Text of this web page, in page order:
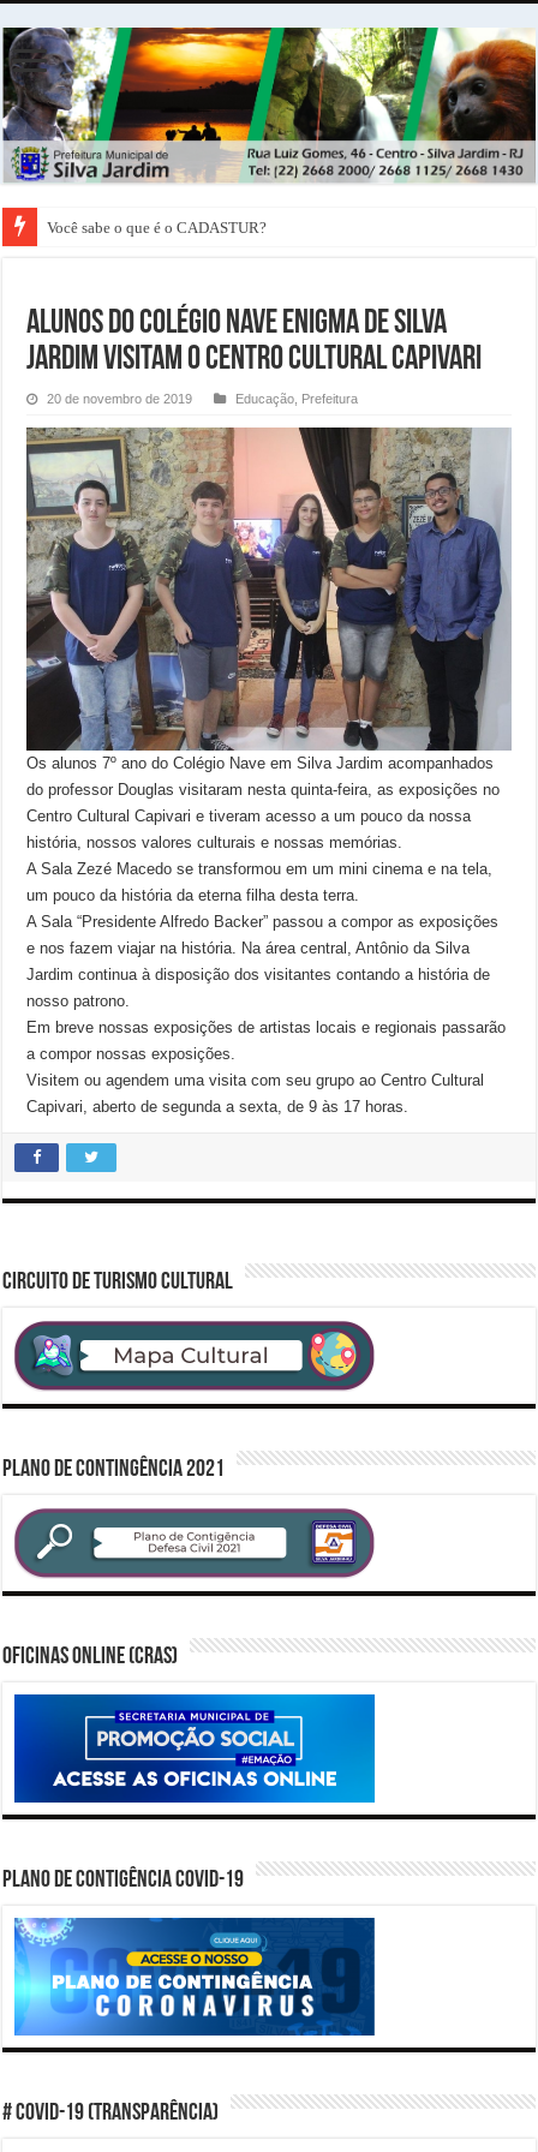
Você sabe o que é o CADASTUR?
Alunos do Colégio NAVE ENIGMA de Silva
Jardim visitam o Centro Cultural Capivari
20 de novembro de 2019 Educação Prefeitura
Os alunos 7º ano do Colégio Nave em Silva Jardim acompanhados
do professor Douglas visitaram nesta quinta-feira, as exposições no
Centro Cultural Capivari e tiveram acesso a um pouco da nossa
história, nossos valores culturais e nossas memórias.
A Sala Zezé Macedo se transformou em um mini cinema e na tela,
um pouco da história da eterna filha desta terra.
A Sala “Presidente Alfredo Backer” passou a compor as exposições
e nos fazem viajar na história. Na área central, Antônio da Silva
Jardim continua à disposição dos visitantes contando a história de
nosso patrono.
Em breve nossas exposições de artistas locais e regionais passarão
a compor nossas exposições.
Visitem ou agendem uma visita com seu grupo ao Centro Cultural
Capivari, aberto de segunda a sexta, de 9 às 17 horas.
CIRCUITO DE TURISMO CULTURAL
PLANO DE CONTINGÊNCIA 2021
Oficinas Online (CRAS)
PLANO DE CONTIGÊNCIA COVID-19
# COVID-19 (TRANSPARÊNCIA)